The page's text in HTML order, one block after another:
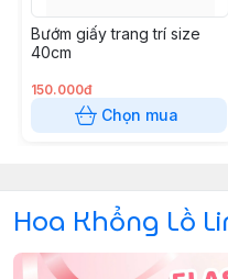
Bướm giấy trang trí size
40cm
150.000đ
Chọn mua
Hoa Khổng Lồ